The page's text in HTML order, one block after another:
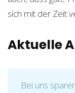
sich mit der Zeit
Aktuelle
Bei uns